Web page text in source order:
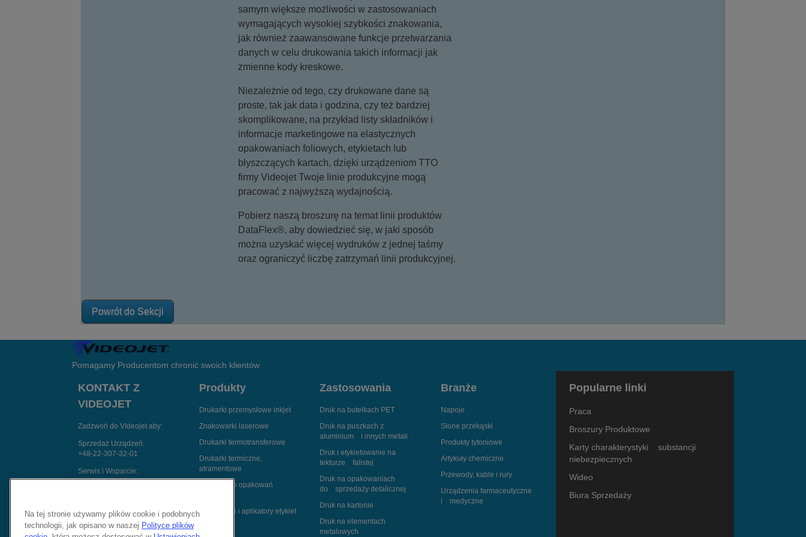
samym większe możliwości w zastosowaniach
wymagających wysokiej szybkości znakowania,
jak również zaawansowane funkcje przetwarzania
danych w celu drukowania takich informacji jak
zmienne kody kreskowe.
Niezależnie od tego, czy drukowane dane są
proste, tak jak data i godzina, czy też bardziej
skomplikowane, na przykład listy składników i
informacje marketingowe na elastycznych
opakowaniach foliowych, etykietach lub
błyszczących kartach, dzięki urządzeniom TTO
firmy Videojet Twoje linie produkcyjne mogą
pracować z najwyższą wydajnością.
Pobierz naszą broszurę na temat linii produktów
DataFlex®, aby dowiedzieć się, w jaki sposób
można uzyskać więcej wydruków z jednej taśmy
oraz ograniczyć liczbę zatrzymań linii produkcyjnej.
Powrót do Sekcji
Pomagamy Producentom chronić swoich klientów
KONTAKT Z
VIDEOJET
Zadzwoń do Videojet aby:
Sprzedaż Urządzeń:
+48-22-307-32-01
Serwis i Wsparcie:
+48 22 886 00 77
handel.seo@videojet.com
Zobacz nas na:
Produkty
Drukarki przemysłowe inkjet
Znakowarki laserowe
Drukarki termotransferowe
Drukarki termiczne,
atramentowe
Drukarki do opakowań
Etykieciarki i aplikatory etykiet
Zastosowania
Druk na butelkach PET
Druk na puszkach z
aluminium i innych metali
Druk i etykietowanie na
tekturze falistej
Druk na opakowaniach
do sprzedaży detalicznej
Druk na kartonie
Druk na elementach
metalowych
Branże
Napoje
Słone przekąski
Produkty tytoniowe
Artykuły chemiczne
Przewody, kable i rury
Urządzenia farmaceutyczne
i medyczne
Popularne linki
Praca
Broszury Produktowe
Karty charakterystyki substancji
niebezpiecznych
Wideo
Biura Sprzedaży
Na tej stronie używamy plików cookie i podobnych
technologii, jak opisano w naszej Polityce plików